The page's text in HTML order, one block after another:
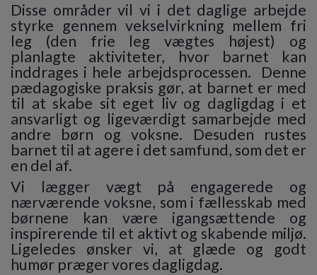
Disse områder vil vi i det daglige arbejde
styrke gennem vekselvirkning mellem fri
leg (den frie leg vægtes højest) og
planlagte aktiviteter, hvor barnet kan
inddrages i hele arbejdsprocessen.
Denne
pædagogiske praksis gør, at barnet er med
til at skabe sit eget liv og dagligdag i et
ansvarligt og ligeværdigt samarbejde med
andre børn og voksne. Desuden rustes
barnet til at agere i det samfund, som det er
en del af.
Vi lægger vægt på engagerede og
nærværende voksne, som i fællesskab med
børnene kan være igangsættende og
inspirerende til et aktivt og skabende miljø.
Ligeledes ønsker vi, at glæde og godt
humør præger vores dagligdag.